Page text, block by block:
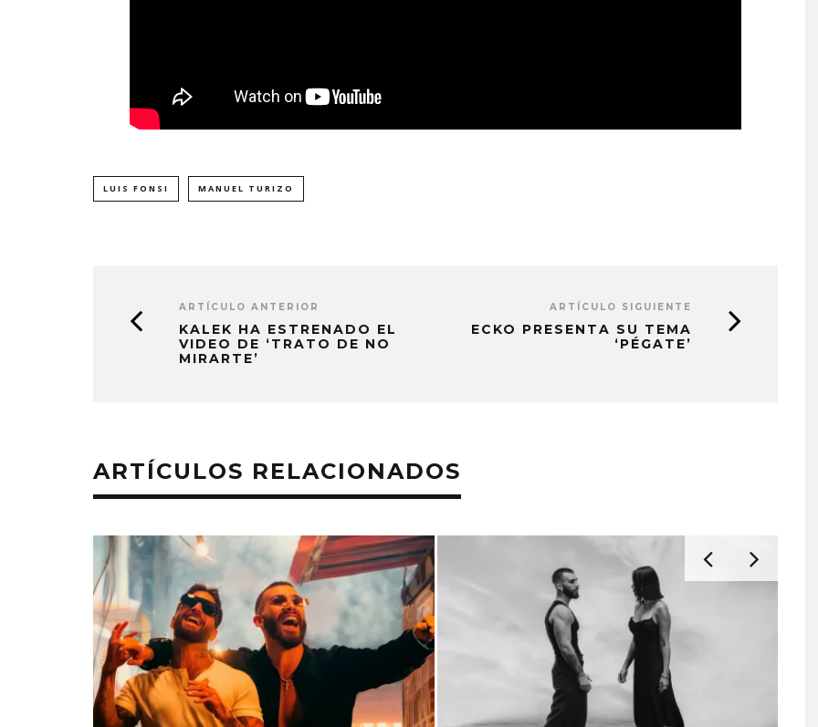
LUIS FONSI MANUEL TURIZO
ARTÍCULO ANTERIOR
KALEK HA ESTRENADO EL
VIDEO DE ‘TRATO DE NO
MIRARTE’
ARTÍCULO SIGUIENTE
ECKO PRESENTA SU TEMA
‘PÉGATE’
ARTÍCULOS RELACIONADOS